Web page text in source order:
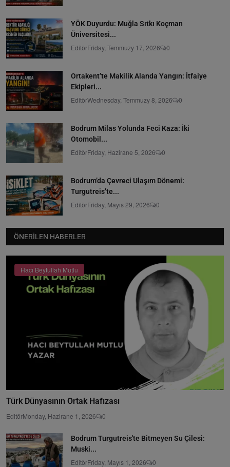
YÖK Duyurdu: Muğla Sıtkı Koçman
Üniversitesi...
EditörFriday, Temmuzy 17, 2026 0
Ortakent’te Makilik Alanda Yangın: İtfaiye
Ekipleri...
EditörWednesday, Temmuzy 8, 2026 0
Bodrum Milas Yolunda Feci Kaza: İki
Otomobil...
EditörFriday, Hazirane 5, 2026 0
Bodrum’da Çevreci Ulaşım Dönemi:
Turgutreis’te...
EditörFriday, Mayıs 29, 2026 0
ÖNERILEN HABERLER
Hacı Beytullah Mutlu
Türk Dünyasının Ortak Hafızası
EditörMonday, Hazirane 1, 2026 0
Bodrum Turgutreis'te Bitmeyen Su Çilesi:
Muski...
EditörFriday, Mayıs 1, 2026 0